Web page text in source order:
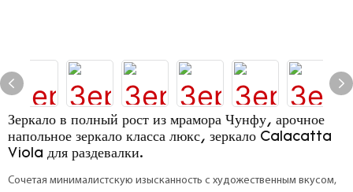
Зеркало в полный рост из мрамора Чунфу, арочное
напольное зеркало класса люкс, зеркало Calacatta
Viola для раздевалки.
Сочетая минималистскую изысканность с художественным вкусом,